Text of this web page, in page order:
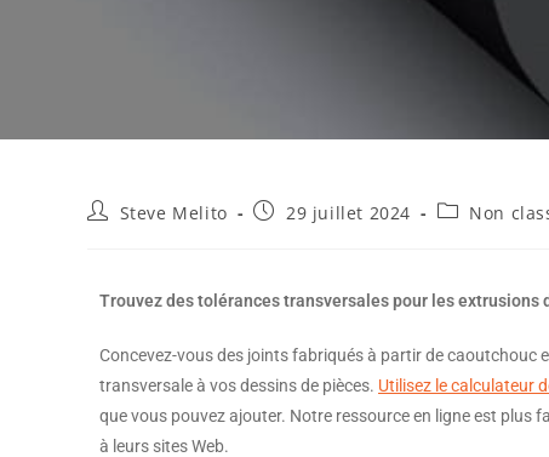
Steve Melito 29 juillet 2024 Non
Trouvez des tolérances transversales pour les
Concevez-vous des joints fabriqués à partir de caoutchouc
transversale à vos dessins de pièces. Utilisez le calculateur
que vous pouvez ajouter. Notre ressource en ligne est plus
à leurs sites Web.